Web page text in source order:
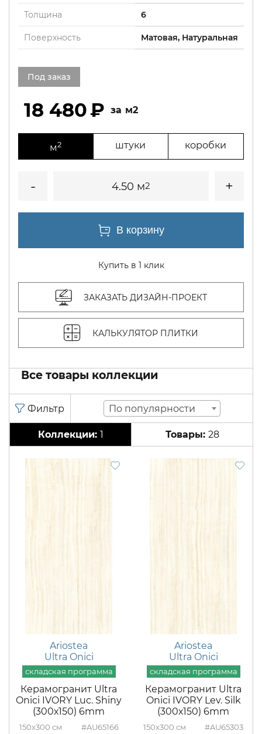
Толщина 6
Поверхность Матовая, Натуральная
Под заказ
18 480 м2
м2 штуки коробки
4.50 м2
Купить в 1 клик
ЗАКАЗАТЬ ДИЗАЙН-ПРОЕКТ
КАЛЬКУЛЯТОР ПЛИТКИ
Все товары коллекции
По популярности
1 28
Ariostea
Ultra Onici
Керамогранит Ultra
Onici IVORY Luc. Shiny
(300х150) 6mm
150x300 #AU65166
Ariostea
Ultra Onici
Керамогранит Ultra
Onici IVORY Lev. Silk
(300х150) 6mm
150x300 #AU65303